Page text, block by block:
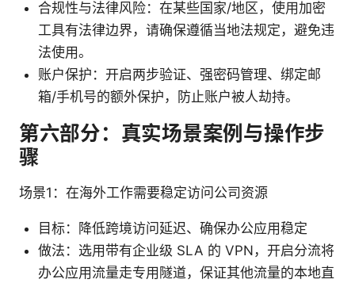
合规性与法律风险：在某些国家/地区，使用加密
工具有法律边界，请确保遵循当地法规定，避免违
法使用。
账户保护：开启两步验证、强密码管理、绑定邮
箱/手机号的额外保护，防止账户被人劫持。
第六部分：真实场景案例与操作步
骤
场景1：在海外工作需要稳定访问公司资源
目标：降低跨境访问延迟、确保办公应用稳定
做法：选用带有企业级 SLA 的 VPN，开启分流将
办公应用流量走专用隧道，保证其他流量的本地直